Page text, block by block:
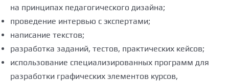
на принципах педагогического дизайна;
проведение интервью с экспертами;
написание текстов;
разработка заданий, тестов, практических кейсов;
использование специализированных программ для
разработки графических элементов курсов,